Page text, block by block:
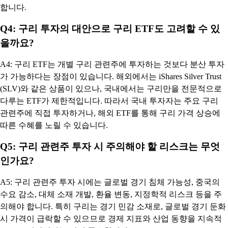
합니다.
Q4: 구리 투자의 대안으로 구리 ETF도 고려할 수 있
을까요?
A4: 구리 ETF는 개별 구리 관련주에 투자하는 것보다 분산 투자
가 가능하다는 장점이 있습니다. 해외에서는 iShares Silver Trust
(SLV)와 같은 상품이 있으나, 국내에서는 구리만을 전문적으로
다루는 ETF가 제한적입니다. 따라서 국내 투자자는 주요 구리
관련주에 직접 투자하거나, 해외 ETF를 통해 구리 가격 상승에
따른 수혜를 노릴 수 있습니다.
Q5: 구리 관련주 투자 시 주의해야 할 리스크는 무엇
인가요?
A5: 구리 관련주 투자 시에는 글로벌 경기 침체 가능성, 중국의
수요 감소, 대체 소재 개발, 환율 변동, 지정학적 리스크 등을 주
의해야 합니다. 특히 구리는 경기 민감 소재로, 글로벌 경기 둔화
시 가격이 급락할 수 있으므로 경제 지표와 산업 동향을 지속적